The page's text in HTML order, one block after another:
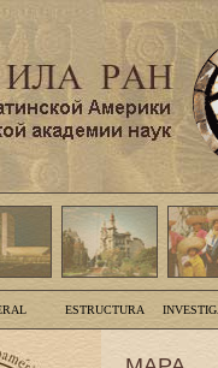
ESTRUCTURA